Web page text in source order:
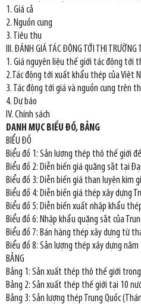
1. Giá cả
2. Nguồn cung
3. Tiêu thụ
III. ĐÁNH GIÁ TÁC ĐỘNG TỚI THỊ TRƯỜNG
1. Giá nguyên liệu thế giới tác động tới
2.Tác động tới xuất khẩu thép của Việt
3. Tác động tới giá và nguồn cung trên
4. Dự báo
IV. Chính sách
DANH MỤC BIỂU ĐỒ, BẢNG
BIỂU ĐỒ
Biểu đồ 1: Sản lượng thép thô thế giới
Biểu đồ 2: Diễn biến giá quặng sắt tại
Biểu đồ 3: Diễn biến giá than luyện kim
Biểu đồ 4: Diễn biến giá thép xây dựng
Biểu đồ 5: Diễn biến xuất nhập khẩu
Biểu đồ 6: Nhập khẩu quặng sắt của
Biểu đồ 7: Bán hàng thép xây dựng từ
Biểu đồ 8: Sản lượng thép xây dựng năm
BẢNG
Bảng 1: Sản xuất thép thô thế giới
Bảng 2: Sản xuất thép thế giới tại 10
Bảng 3: Sản lượng thép Trung Quốc